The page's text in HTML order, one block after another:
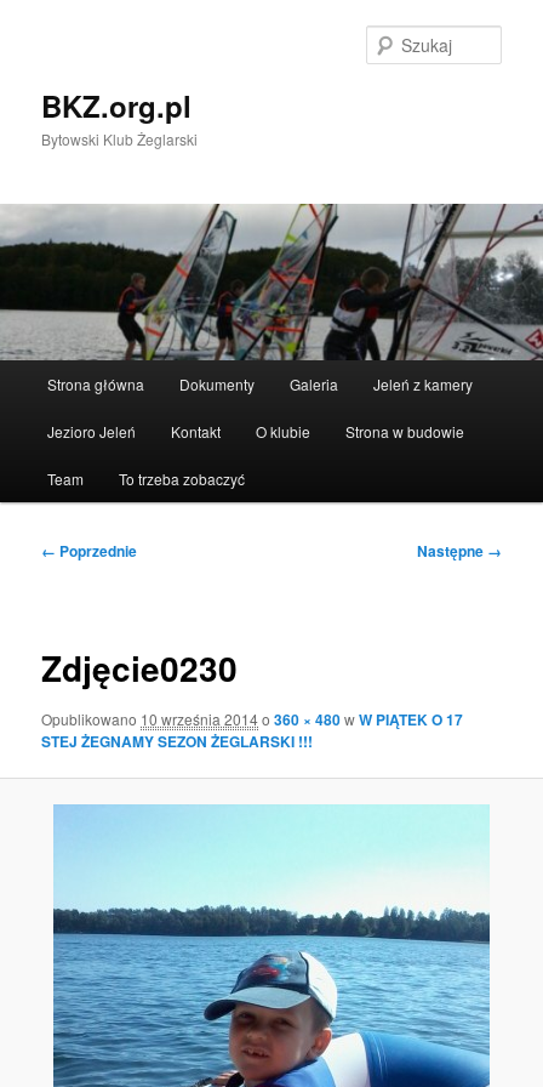
BKZ.org.pl
Bytowski Klub Żeglarski
Strona główna Dokumenty Galeria Jeleń z kamery
Jezioro Jeleń Kontakt O klubie Strona w budowie
Team To trzeba zobaczyć
Nawigacja
← Poprzednie Następne →
Zdjęcie0230
Opublikowano 10 września 2014o360 × 480wW PIĄTEK O 17
STEJ ŻEGNAMY SEZON ŻEGLARSKI !!!